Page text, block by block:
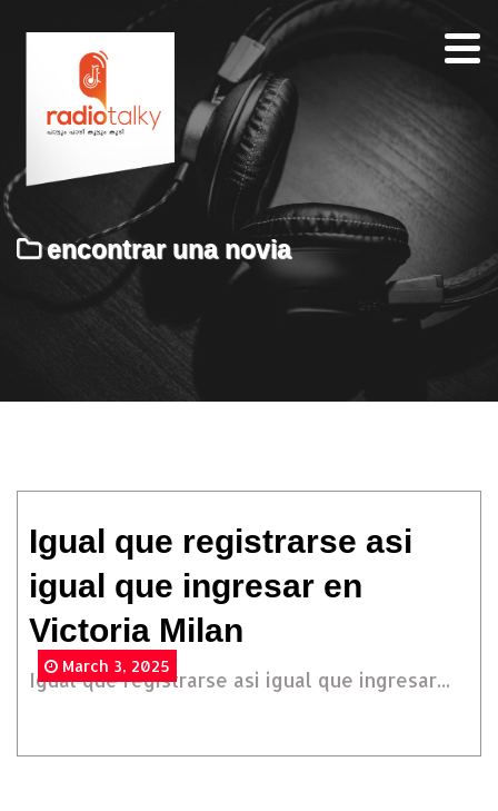
Home
Team
About
Contacts
encontrar una novia
Igual que registrarse asi
igual que ingresar en
Victoria Milan
Igual que registrarse asi igual que ingresar...
March 3, 2025